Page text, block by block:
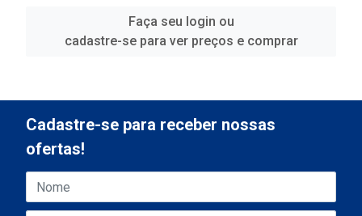
Faça seu login ou
cadastre-se para ver preços e comprar
Cadastre-se para receber nossas
ofertas!